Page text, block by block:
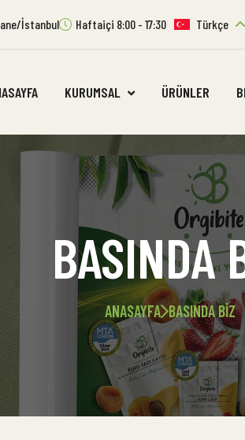
İstanbul Haftaiçi 8:00 - 17:30 Türkçe
KURUMSAL ÜRÜNLER
BASINDA
ANASAYFA BASINDA BIZ